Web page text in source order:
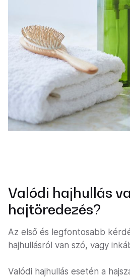
Valódi hajhullás
hajtöredezés?
Az első és legfontosabb
hajhullásról van szó, vagy
Valódi hajhullás esetén a